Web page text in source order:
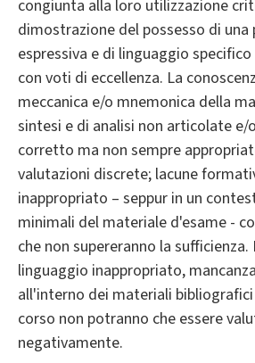
congiunta alla loro utilizzazione
dimostrazione del possesso di una
espressiva e di linguaggio
con voti di eccellenza. La
meccanica e/o mnemonica della
sintesi e di analisi non articolate e/
corretto ma non sempre
valutazioni discrete; lacune
inappropriato – seppur in un
minimali del materiale d'esame -
che non supereranno la
linguaggio inappropriato,
all'interno dei materiali
corso non potranno che essere
negativamente.